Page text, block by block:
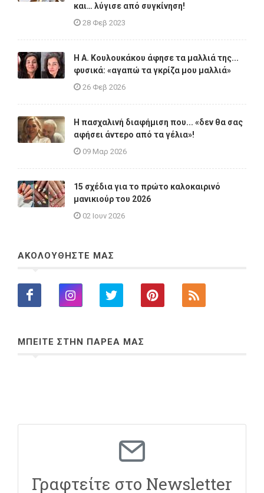
και… λύγισε από συγκίνηση!
28 Φεβ 2023
Η A. Κουλουκάκου άφησε τα μαλλιά της...
φυσικά: «αγαπώ τα γκρίζα μου μαλλιά»
26 Φεβ 2026
Η πασχαλινή διαφήμιση που... «δεν θα σας
αφήσει άντερο από τα γέλια»!
09 Μαρ 2026
15 σχέδια για το πρώτο καλοκαιρινό
μανικιούρ του 2026
02 Ιουν 2026
ΑΚΟΛΟΥΘΗΣΤΕ ΜΑΣ
ΜΠΕΙΤΕ ΣΤΗΝ ΠΑΡΕΑ ΜΑΣ
Γραφτείτε στο Newsletter